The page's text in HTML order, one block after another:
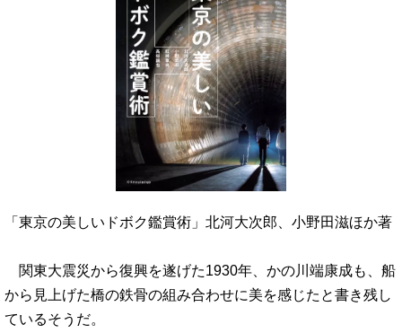
「東京の美しいドボク鑑賞術」北河大次郎、小野田滋ほか著
関東大震災から復興を遂げた1930年、かの川端康成も、船
から見上げた橋の鉄骨の組み合わせに美を感じたと書き残し
ているそうだ。